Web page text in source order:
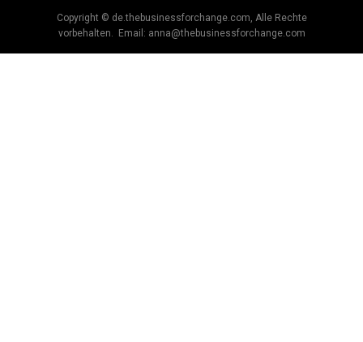
Copyright © de.thebusinessforchange.com, Alle Rechte
vorbehalten. Email: anna@thebusinessforchange.com